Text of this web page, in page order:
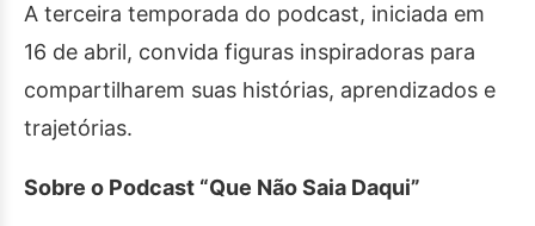
A terceira temporada do podcast, iniciada em
16 de abril, convida figuras inspiradoras para
compartilharem suas histórias, aprendizados e
trajetórias.
Sobre o Podcast “Que Não Saia Daqui”